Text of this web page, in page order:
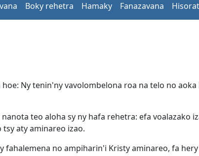
Boky rehetra Hamaky Fanazavana
Ny tenin'ny vavolombelona roa na telo no
teo aloha sy ny hafa rehetra: efa voalazako
aty aminareo izao.
no ampiharin'i Kristy aminareo, fa